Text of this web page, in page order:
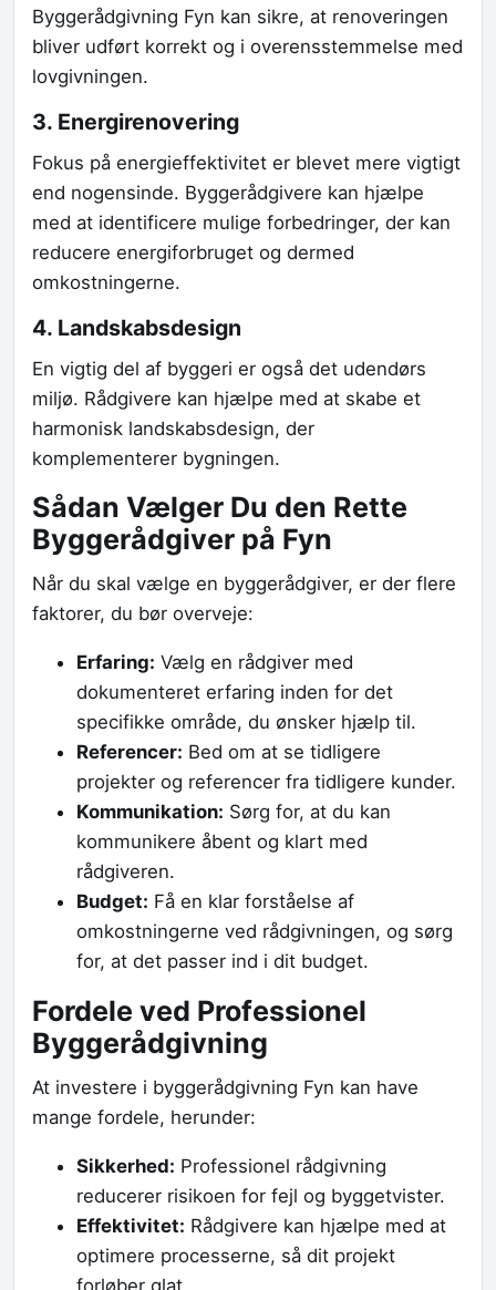
Byggerådgivning Fyn kan sikre, at renoveringen
bliver udført korrekt og i overensstemmelse med
lovgivningen.
3. Energirenovering
Fokus på energieffektivitet er blevet mere vigtigt
end nogensinde. Byggerådgivere kan hjælpe
med at identificere mulige forbedringer, der kan
reducere energiforbruget og dermed
omkostningerne.
4. Landskabsdesign
En vigtig del af byggeri er også det udendørs
miljø. Rådgivere kan hjælpe med at skabe et
harmonisk landskabsdesign, der
komplementerer bygningen.
Sådan Vælger Du den Rette
Byggerådgiver på Fyn
Når du skal vælge en byggerådgiver, er der flere
faktorer, du bør overveje:
Erfaring: Vælg en rådgiver med
dokumenteret erfaring inden for det
specifikke område, du ønsker hjælp til.
Referencer: Bed om at se tidligere
projekter og referencer fra tidligere kunder.
Kommunikation: Sørg for, at du kan
kommunikere åbent og klart med
rådgiveren.
Budget: Få en klar forståelse af
omkostningerne ved rådgivningen, og sørg
for, at det passer ind i dit budget.
Fordele ved Professionel
Byggerådgivning
At investere i byggerådgivning Fyn kan have
mange fordele, herunder:
Sikkerhed: Professionel rådgivning
reducerer risikoen for fejl og byggetvister.
Effektivitet: Rådgivere kan hjælpe med at
optimere processerne, så dit projekt
forløber glat.